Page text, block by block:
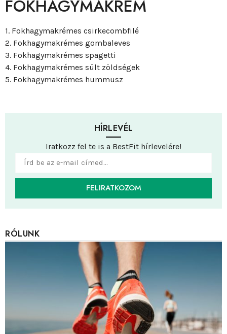
HÍRLEVÉL
Iratkozz fel te is a BestFit hírlevelére!
FELIRATKOZOM
FOKHAGYMAKRÉM
1. Fokhagymakrémes csirkecombfilé
2. Fokhagymakrémes gombaleves
3. Fokhagymakrémes spagetti
4. Fokhagymakrémes sült zöldségek
5. Fokhagymakrémes hummusz
RÓLUNK